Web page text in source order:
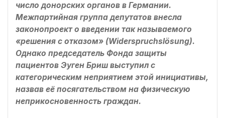
число донорских органов в Германии.
Межпартийная группа депутатов внесла
законопроект о введении так называемого
«решения с отказом» (Widerspruchslösung).
Однако председатель Фонда защиты
пациентов Эуген Бриш выступил с
категорическим неприятием этой инициативы,
назвав её посягательством на физическую
неприкосновенность граждан.